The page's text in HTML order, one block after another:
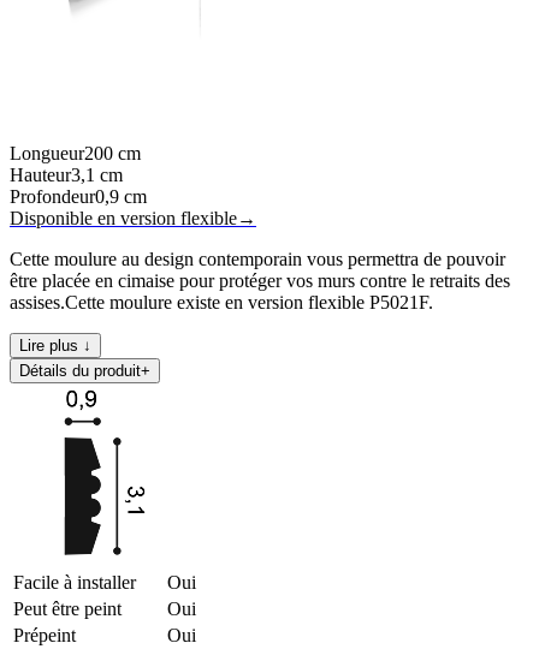
Longueur200 cm
Hauteur3,1 cm
Profondeur0,9 cm
Disponible en version flexible→
Cette moulure au design contemporain vous permettra de pouvoir
être placée en cimaise pour protéger vos murs contre le retraits des
assises.Cette moulure existe en version flexible P5021F.
Lire plus ↓
Détails du produit+
Facile à installer
Oui
Peut être peint
Oui
Prépeint
Oui